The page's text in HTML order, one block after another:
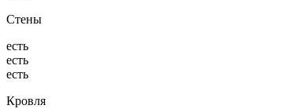
Стены
есть
есть
есть
Кровля